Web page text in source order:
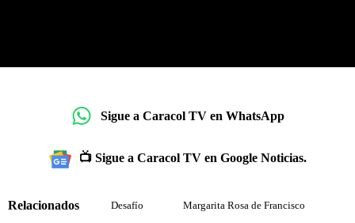
Sigue a Caracol TV en WhatsApp
📺 Sigue a Caracol TV en Google Noticias.
Relacionados Desafío Margarita Rosa de Francisco